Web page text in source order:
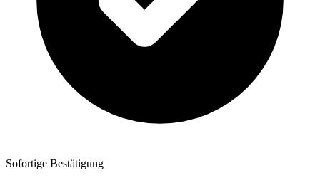
Sofortige Bestätigung